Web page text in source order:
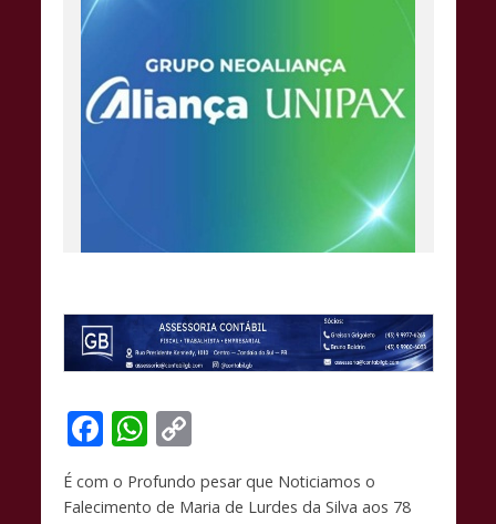
F
ac
e
W
h
at
C
p
É com o Profundo pesar que Noticiamos o
Falecimento de Maria de Lurdes da Silva aos 78